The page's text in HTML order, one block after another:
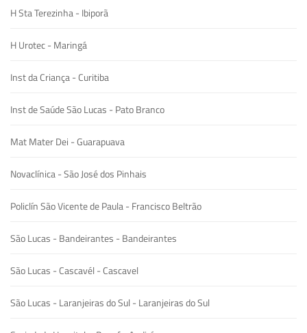
H Sta Terezinha - Ibiporã
H Urotec - Maringá
Inst da Criança - Curitiba
Inst de Saúde São Lucas - Pato Branco
Mat Mater Dei - Guarapuava
Novaclínica - São José dos Pinhais
Policlín São Vicente de Paula - Francisco Beltrão
São Lucas - Bandeirantes - Bandeirantes
São Lucas - Cascavél - Cascavel
São Lucas - Laranjeiras do Sul - Laranjeiras do Sul